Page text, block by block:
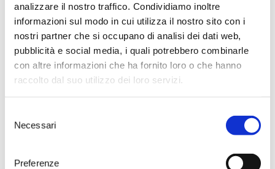
analizzare il nostro traffico. Condividiamo inoltre
informazioni sul modo in cui utilizza il nostro sito con i
nostri partner che si occupano di analisi dei dati web,
pubblicità e social media, i quali potrebbero combinarle
con altre informazioni che ha fornito loro o che hanno
raccolto dal suo utilizzo dei loro servizi.
delNecessari
Preferenze